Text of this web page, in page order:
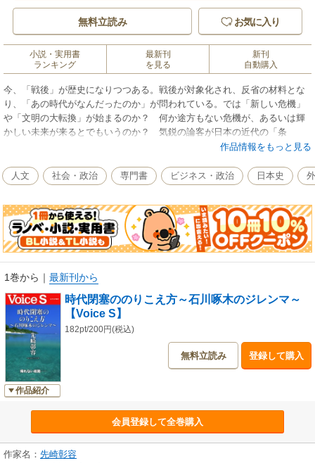
無料立読み お気に入り
小説・実用書
ランキング
最新刊
を見る
新刊
自動購入
今、「戦後」が歴史になりつつある。戦後が対象化され、反省の材料とな
り、「あの時代がなんだったのか」が問われている。では「新しい危機」
や「文明の大転換」が始まるのか？ 何か途方もない危機が、あるいは輝
かしい未来が来るとでもいうのか？ 気鋭の論客が日本の近代の「条
件」、そして私たちが置かれたジレンマとは何かを考察。本コンテンツは
作品情報をもっと見る
人文 社会・政治 専門書 ビジネス・政治 日本史
1巻から ｜ 最新刊から
作品紹介
時代閉塞ののりこえ方～石川啄木のジレンマ～
【Voice S】
182pt/200円(税込)
無料立読み 登録して購入
会員登録して全巻購入
作家名： 先崎彰容